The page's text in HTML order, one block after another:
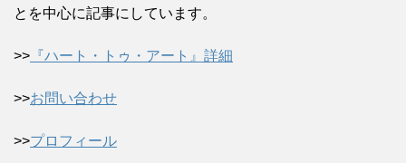
とを中心に記事にしています。
>> 『ハート・トゥ・アート』詳細
>>お問い合わせ
>>プロフィール